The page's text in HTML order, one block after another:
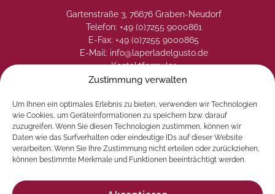
Zustimmung verwalten
Um Ihnen ein optimales Erlebnis zu bieten, verwenden wir Technologien
wie Cookies, um Geräteinformationen zu speichern bzw. darauf
zuzugreifen. Wenn Sie diesen Technologien zustimmen, können wir
Daten wie das Surfverhalten oder eindeutige IDs auf dieser Website
verarbeiten. Wenn Sie Ihre Zustimmung nicht erteilen oder zurückziehen,
können bestimmte Merkmale und Funktionen beeinträchtigt werden.
Gartenstraße 3, 76676 Graben-Neudorf
Telefon: +49 (0)7255 9000861
E-Fax: +49 (0)7255 9000865
E-Mail: info@laperladelgusto.de
Kontaktformular